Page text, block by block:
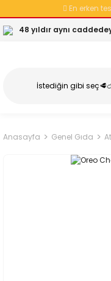
En erken
48 yıldır aynı
Anasayfa Genel Gıda